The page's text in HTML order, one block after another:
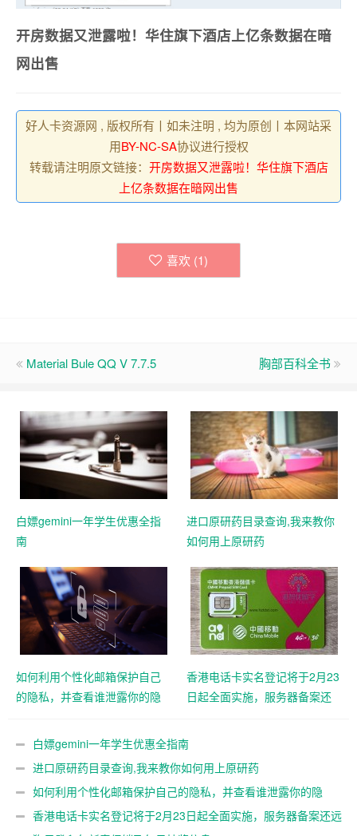
开房数据又泄露啦！华住旗下酒店上亿条数据在暗
网出售
好人卡资源网 , 版权所有丨如未注明 , 均为原创丨本网站采
用BY-NC-SA协议进行授权
转载请注明原文链接： 开房数据又泄露啦！华住旗下酒店
上亿条数据在暗网出售
喜欢 (1)
Material Bule QQ V 7.7.5 胸部百科全书
白嫖gemini一年学生优惠全指
南
进口原研药目录查询,我来教你
如何用上原研药
如何利用个性化邮箱保护自己
的隐私，并查看谁泄露你的隐
香港电话卡实名登记将于2月23
日起全面实施，服务器备案还
白嫖gemini一年学生优惠全指南
进口原研药目录查询,我来教你如何用上原研药
如何利用个性化邮箱保护自己的隐私，并查看谁泄露你的隐
私 香港电话卡实名登记将于2月23日起全面实施，服务器备案还远